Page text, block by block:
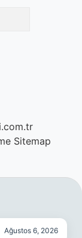
Sitemap
Ağustos 6, 2026